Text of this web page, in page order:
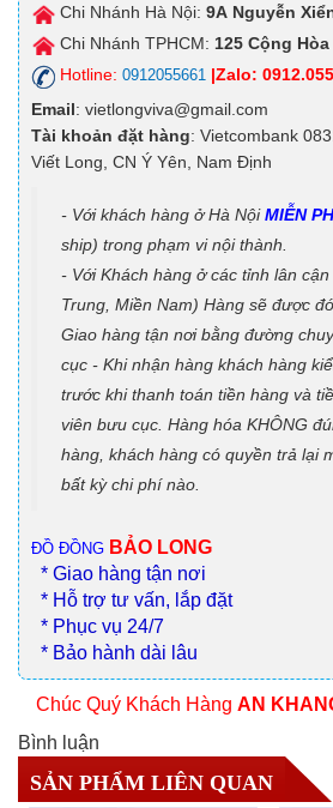
Chi Nhánh Hà Nội: 9A Nguyễn
Chi Nhánh TPHCM: 125 Cộng Hòa
Hotline: 0912055661 |Zalo:
Email: vietlongviva@gmail.com
Tài khoản đặt hàng: Vietcombank
Viết Long, CN Ý Yên, Nam Định
- Với khách hàng ở Hà NộiMIỄN
ship) trong phạm vi nội thành.
- Với Khách hàng ở các tỉnh lân
Trung, Miền Nam) Hàng sẽ được
Giao hàng tận nơi bằng đường
cục - Khi nhận hàng khách hàng
trước khi thanh toán tiền hàng và
viên bưu cục. Hàng hóa KHÔNG
hàng, khách hàng có quyền trả lại
bất kỳ chi phí nào.
ĐỒ ĐỒNG BẢO LONG
* Giao hàng tận nơi
* Hỗ trợ tư vấn, lắp đặt
* Phục vụ 24/7
* Bảo hành dài lâu
Chúc Quý Khách Hàng AN
Bình luận
SẢN PHẨM LIÊN QUAN